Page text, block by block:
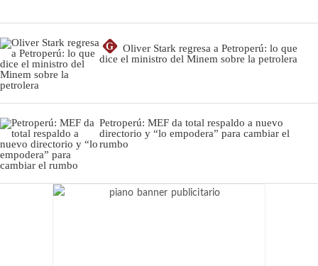
G
Oliver Stark regresa a Petroperú: lo que
dice el ministro del Minem sobre la petrolera
Petroperú: MEF da total respaldo a nuevo
directorio y “lo empodera” para cambiar el
rumbo